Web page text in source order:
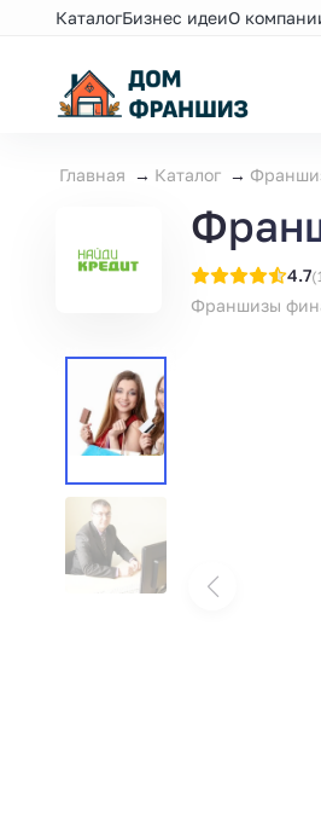
КаталогБизнес идеиО
Главная Каталог
4.7
Франшизы